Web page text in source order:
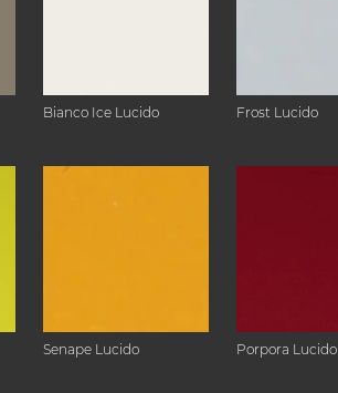
Bianco Ice Lucido Frost Lucido
Senape Lucido Porpora Lucido